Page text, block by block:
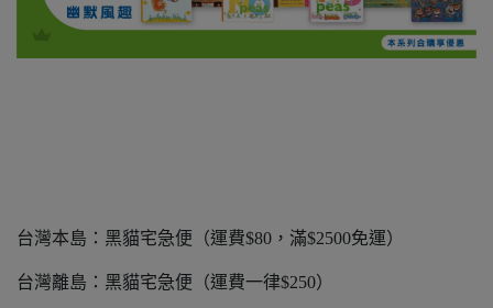
台灣本島：黑貓宅急便（運費$80，滿$2500免運）
台灣離島：黑貓宅急便（運費一律$250）